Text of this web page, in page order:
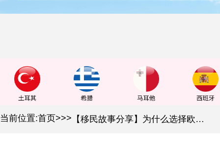
当前位置:首页>>> 【移民故事分享】为什么选择欧洲？